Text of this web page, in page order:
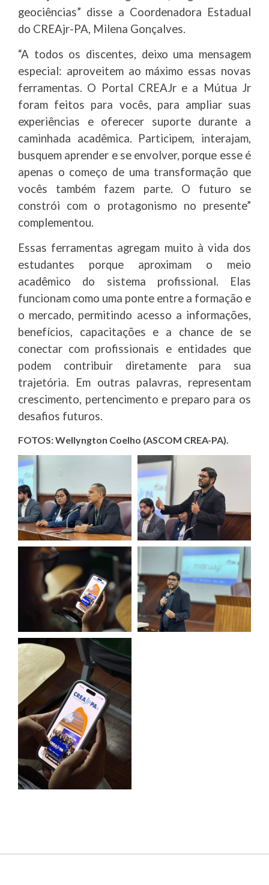
geociências” disse a Coordenadora Estadual
do CREAjr-PA, Milena Gonçalves.
“A todos os discentes, deixo uma mensagem
especial: aproveitem ao máximo essas novas
ferramentas. O Portal CREAJr e a Mútua Jr
foram feitos para vocês, para ampliar suas
experiências e oferecer suporte durante a
caminhada acadêmica. Participem, interajam,
busquem aprender e se envolver, porque esse é
apenas o começo de uma transformação que
vocês também fazem parte. O futuro se
constrói com o protagonismo no presente”
complementou.
Essas ferramentas agregam muito à vida dos
estudantes porque aproximam o meio
acadêmico do sistema profissional. Elas
funcionam como uma ponte entre a formação e
o mercado, permitindo acesso a informações,
benefícios, capacitações e a chance de se
conectar com profissionais e entidades que
podem contribuir diretamente para sua
trajetória. Em outras palavras, representam
crescimento, pertencimento e preparo para os
desafios futuros.
FOTOS: Wellyngton Coelho (ASCOM CREA-PA).